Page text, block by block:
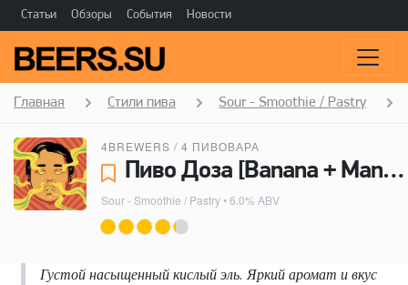
Статьи Обзоры События Новости
Главная Стили пива Sour - Smoothie / Pastry
4BREWERS / 4 ПИВОВАРА
Пиво Доза [Banana + Mango + Passion Fruit] - 4BREWERS / 4 пивовара
Sour - Smoothie / Pastry• 6.0% ABV
Густой насыщенный кислый эль. Яркий аромат и вкус